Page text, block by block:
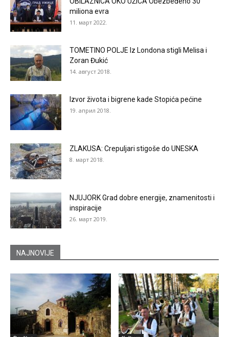
miliona evra
11. март 2022.
TOMETINO POLJE Iz Londona stigli Melisa i
Zoran Đukić
14. август 2018.
Izvor života i bigrene kade Stopića pećine
19. април 2018.
ZLAKUSA: Crepuljari stigoše do UNESKA
8. март 2018.
NJUJORK Grad dobre energije, znamenitosti i
inspiracije
26. март 2019.
NAJNOVIJE